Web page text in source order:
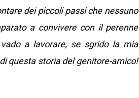
dei piccoli passi che nessuno
a convivere con il perenne
a lavorare, se sgrido la mia
questa storia del genitore-amico!